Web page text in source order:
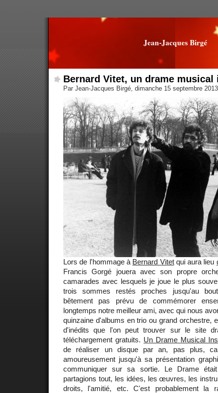
Jean-Jacques Birgé
Bernard Vitet, un drame musical
Par Jean-Jacques Birgé, dimanche 15 septembre
Lors de l'hommage à Bernard Vitetqui aura lieu
Francis Gorgé jouera avec son propre
camarades avec lesquels je joue le plus
trois sommes restés proches jusqu'au
bêtement pas prévu de commémorer
longtemps notre meilleur ami, avec qui nous
quinzaine d'albums en trio ou grand orchestre,
d'inédits que l'on peut trouver sur le site
téléchargement gratuits. Un Drame Musical
de réaliser un disque par an, pas plus,
amoureusement jusqu'à sa présentation
communiquer sur sa sortie. Le Drame
partagions tout, les idées, les œuvres, les
droits, l'amitié, etc. C'est probablement la